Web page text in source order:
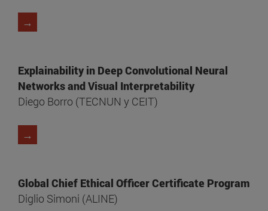
→
Explainability in Deep Convolutional Neural
Networks and Visual Interpretability
Diego Borro (TECNUN y CEIT)
→
Global Chief Ethical Officer Certificate Program
Diglio Simoni (ALINE)